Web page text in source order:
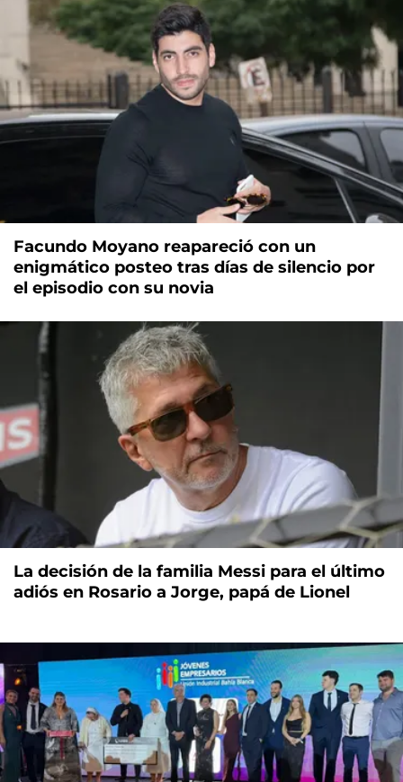
Facundo Moyano reapareció con un
enigmático posteo tras días de silencio por
el episodio con su novia
La decisión de la familia Messi para el último
adiós en Rosario a Jorge, papá de Lionel